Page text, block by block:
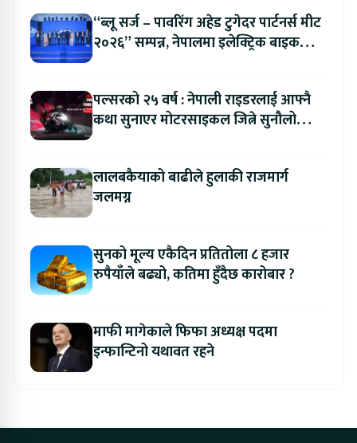
“ब्लू सर्ज – पावरिंग अहेड टुगेदर पार्टनर्स मीट
२०२६” सम्पन्न, नेपालमा इलेक्ट्रिक बाइक
पल्सरको २५ वर्ष : नेपाली राइडरलाई आफ्नै
कथा सुनाएर मोटरसाइकल जित्ने सुनौलो
लालबकैयाको बाढीले हुलाकी राजमार्ग
जलमग्न
सुनको मूल्य एकैदिन प्रतितोला ८ हजार
रुपैयाँले बढ्यो, कतिमा हुँदैछ कारोबार ?
माफी मागेकाले फिफा अध्यक्ष पदमा
इन्फान्टिनो यथावत रहने